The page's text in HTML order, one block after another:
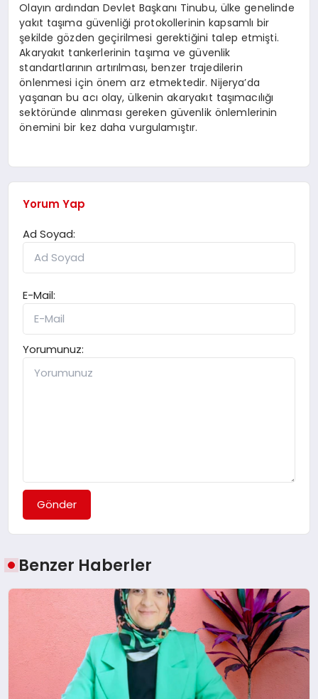
Olayın ardından Devlet Başkanı Tinubu, ülke genelinde
yakıt taşıma güvenliği protokollerinin kapsamlı bir
şekilde gözden geçirilmesi gerektiğini talep etmişti.
Akaryakıt tankerlerinin taşıma ve güvenlik
standartlarının artırılması, benzer trajedilerin
önlenmesi için önem arz etmektedir. Nijerya’da
yaşanan bu acı olay, ülkenin akaryakıt taşımacılığı
sektöründe alınması gereken güvenlik önlemlerinin
önemini bir kez daha vurgulamıştır.
Yorum Yap
Ad Soyad:
E-Mail:
Yorumunuz:
Gönder
Benzer Haberler